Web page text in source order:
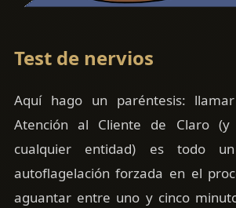
Test de nervios
Aquí hago un paréntesis:
Atención al Cliente de Claro
cualquier entidad) es todo
autoflagelación forzada en el
aguantar entre uno y cinco